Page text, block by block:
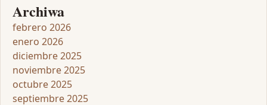
Archiwa
febrero 2026
enero 2026
diciembre 2025
noviembre 2025
octubre 2025
septiembre 2025